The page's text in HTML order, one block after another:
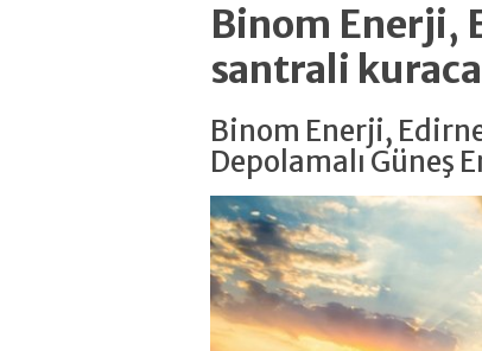
Binom Enerji,
santrali
Binom Enerji,
Depolamalı Güneş